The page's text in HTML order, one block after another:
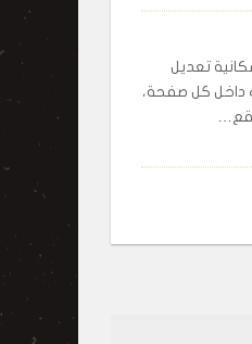
تعديل
داخل كل صفحة،